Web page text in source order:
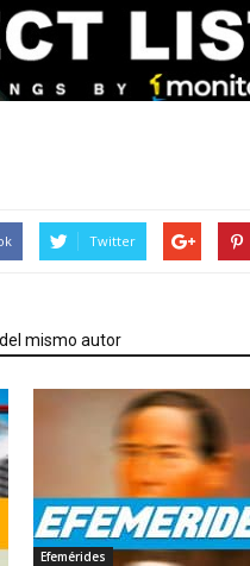
Twitter
mismo autor
Efemérides